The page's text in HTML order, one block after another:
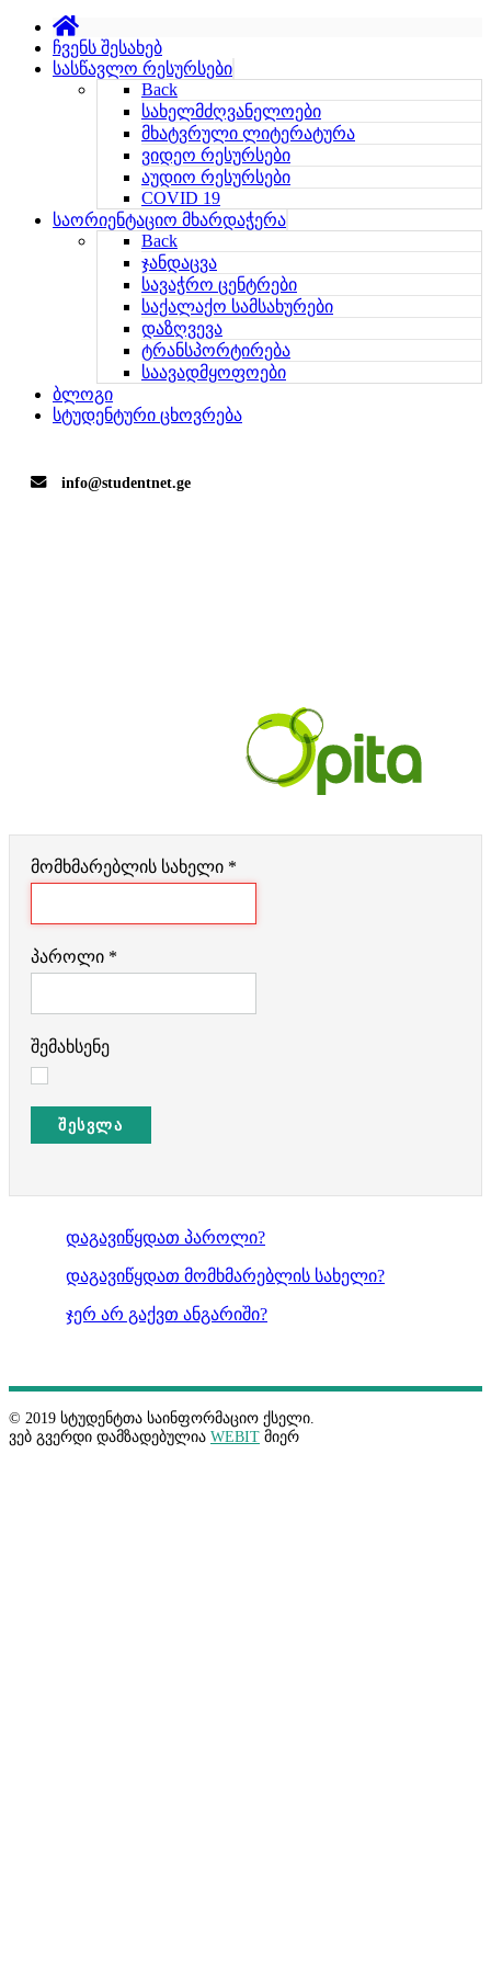
ჩვენს შესახებ
სასწავლო რესურსები
Back
სახელმძღვანელოები
მხატვრული ლიტერატურა
ვიდეო რესურსები
აუდიო რესურსები
COVID 19
საორიენტაციო მხარდაჭერა
Back
ჯანდაცვა
სავაჭრო ცენტრები
საქალაქო სამსახურები
დაზღვევა
ტრანსპორტირება
საავადმყოფოები
ბლოგი
სტუდენტური ცხოვრება
info@studentnet.ge
მომხმარებლის სახელი *
პაროლი *
შემახსენე
ᲨᲔᲡᲕᲚᲐ
დაგავიწყდათ პაროლი?
დაგავიწყდათ მომხმარებლის სახელი?
ჯერ არ გაქვთ ანგარიში?
© 2019 სტუდენტთა საინფორმაციო ქსელი.
ვებ გვერდი დამზადებულია WEBIT მიერ